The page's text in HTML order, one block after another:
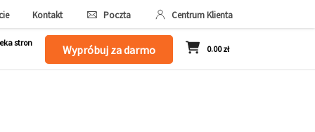
Kontakt Poczta Centrum Klienta
stron
Wypróbuj za darmo 0.00 zł